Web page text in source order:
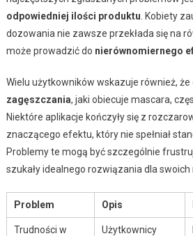
odpowiedniej ilości produktu . Kobiety
dozowania nie zawsze przekłada się na
może prowadzić do nierównomiernego
Wielu użytkowników wskazuje również, że
zagęszczania, jaki obiecuje mascara,
Niektóre aplikacje kończyły się z
znaczącego efektu, który nie spełniał
Problemy te mogą być szczególnie
szukały idealnego rozwiązania dla swoich
Problem Opis
Trudności w
Użytkownicy